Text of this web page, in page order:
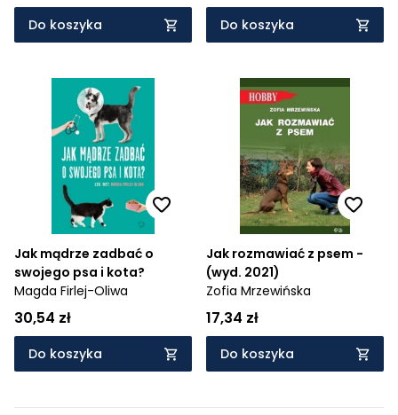
Do koszyka Do koszyka
Jak mądrze zadbać o
swojego psa i kota?
Magda Firlej-Oliwa
30,54 zł
Do koszyka
Jak rozmawiać z psem -
(wyd. 2021)
Zofia Mrzewińska
17,34 zł
Do koszyka